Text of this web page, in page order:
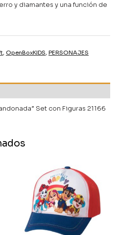
y diamantes y una función de
, OpenBoxKIDS, PERSONAJES
Set con Figuras 21166